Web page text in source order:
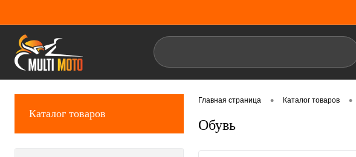
Каталог товаров
Главная страница • Каталог товаров •
Обувь